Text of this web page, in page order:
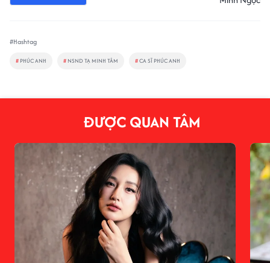
#Hashtag
# PHÚC ANH # NSND TẠ MINH TÂM #CA SĨ PHÚC ANH
ĐƯỢC QUAN TÂM